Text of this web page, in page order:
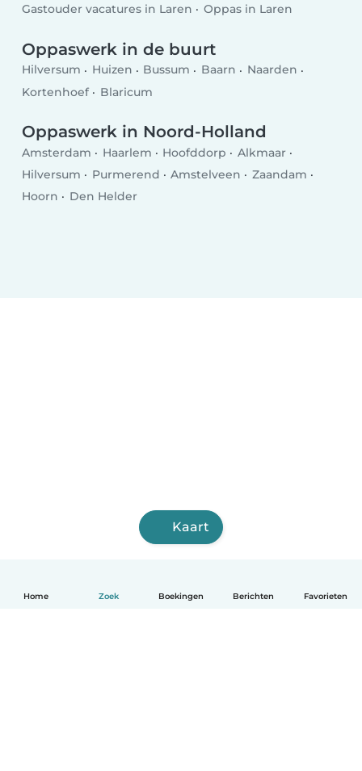
Home Zoek Boekingen Berichten Favorieten
Gastouder vacatures in Laren
Oppas in Laren
Oppaswerk in de buurt
Hilversum Huizen Bussum Baarn
Naarden
Kortenhoef
Blaricum
Oppaswerk in Noord-Holland
Amsterdam Haarlem Hoofddorp
Alkmaar
Hilversum
Purmerend Amstelveen
Zaandam
Hoorn
Den Helder
Kaart